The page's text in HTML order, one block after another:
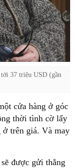
37 triệu USD (gần
cửa hàng ở góc
thời tình cờ lấy
ở trên giá. Và may
được gửi thẳng